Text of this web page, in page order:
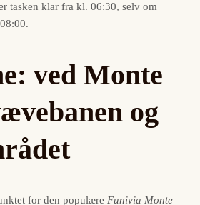
tasken klar fra kl. 06:30, selv om
ved Monte
og
for den populære Funivia Monte